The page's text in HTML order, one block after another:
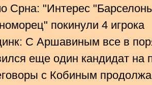
Срна: "Интерес
покинули 4 игрока
С Аршавиным все в
еще один кандидат на
с Кобиным